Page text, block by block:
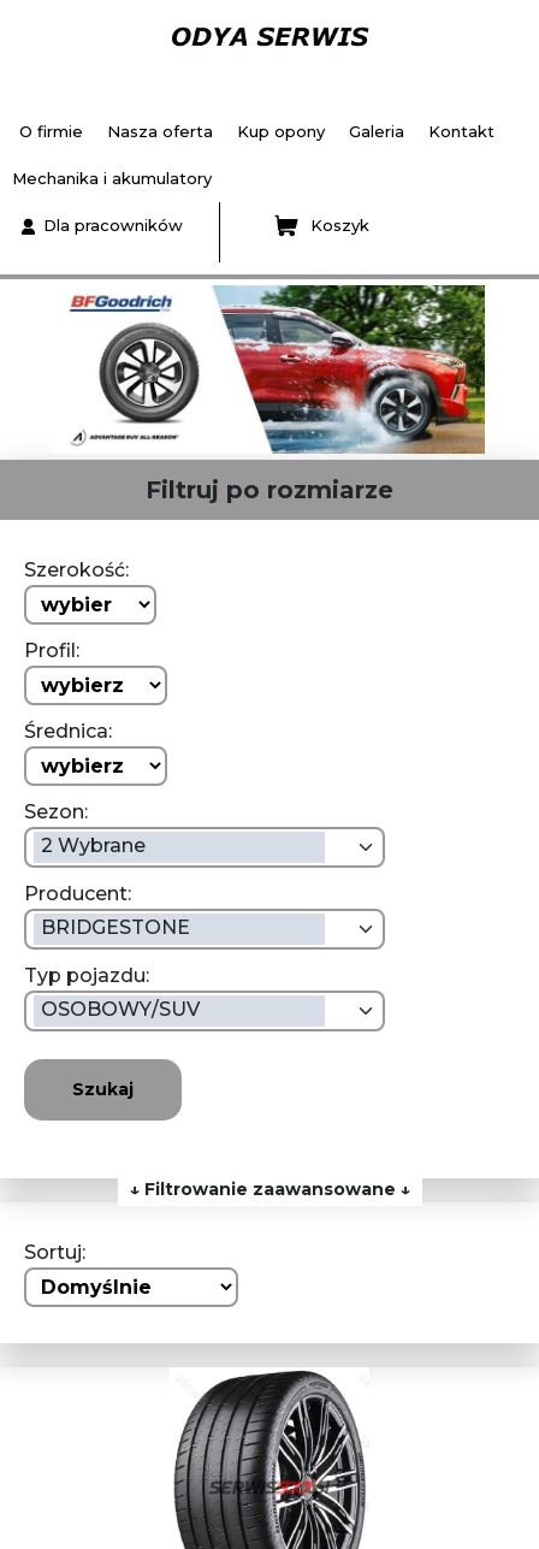
O firmie Nasza oferta Kup opony Galeria Kontakt
Mechanika i akumulatory
Dla pracowników Koszyk
Filtruj po rozmiarze
Szerokość:
Profil:
Średnica:
Sezon:
2 Wybrane
Producent:
BRIDGESTONE
Typ pojazdu:
OSOBOWY/SUV
Szukaj
↓ Filtrowanie zaawansowane ↓
Sortuj: